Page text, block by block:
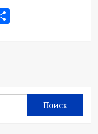
Поиск